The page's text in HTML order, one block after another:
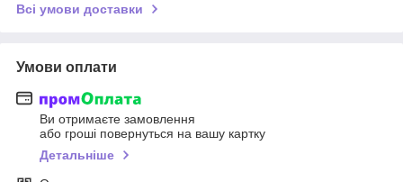
Всі умови доставки
Умови оплати
Ви отримаєте замовлення
або гроші повернуться на вашу картку
Детальніше